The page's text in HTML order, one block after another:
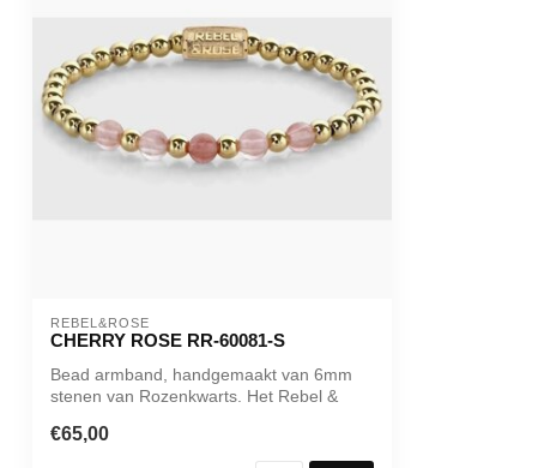
REBEL&ROSE
CHERRY ROSE RR-60081-S
Bead armband, handgemaakt van 6mm
stenen van Rozenkwarts. Het Rebel &
€65,00